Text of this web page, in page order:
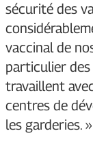
sécurité des
vaccinal de
particulier
travaillent
centres de
les garderies. »